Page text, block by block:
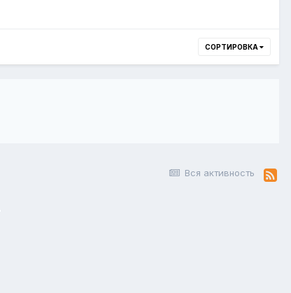
СОРТИРОВКА
Вся активность